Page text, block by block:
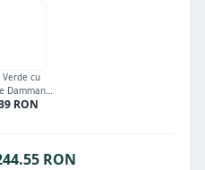
Verde cu
Dammann
plicuri
RON
RON